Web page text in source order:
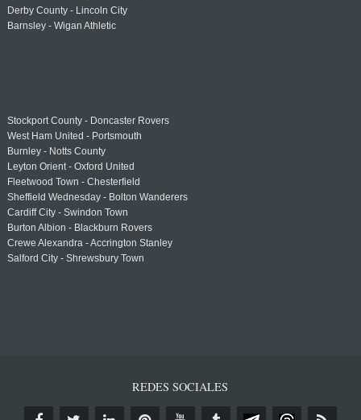
Derby County - Lincoln City
Barnsley - Wigan Athletic
Stockport County - Doncaster Rovers
West Ham United - Portsmouth
Burnley - Notts County
Leyton Orient - Oxford United
Fleetwood Town - Chesterfield
Sheffield Wednesday - Bolton Wanderers
Cardiff City - Swindon Town
Burton Albion - Blackburn Rovers
Crewe Alexandra - Accrington Stanley
Salford City - Shrewsbury Town
REDES SOCIALES